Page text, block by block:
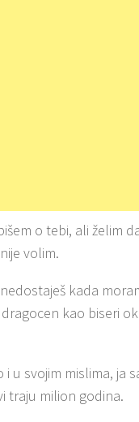
o tebi, ali želim
volim.
kada
kao biseri
u svojim mislima, ja
traju milion godina.